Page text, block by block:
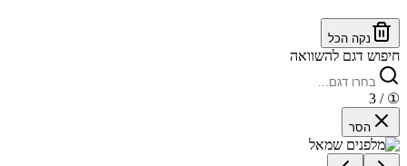
נקה הכל
חיפוש דגם להשוואה
①
/ 3
הסר